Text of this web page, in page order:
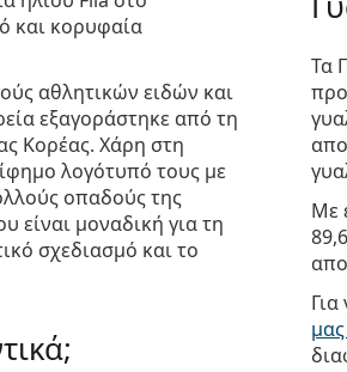
και κορυφαία
αθλητικών ειδών και
εξαγοράστηκε από τη
Κορέας. Χάρη στη
λογότυπό τους με
οπαδούς της
είναι μοναδική για τη
σχεδιασμό και το
Τα
Με